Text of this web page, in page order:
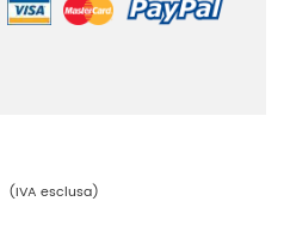
(IVA esclusa)